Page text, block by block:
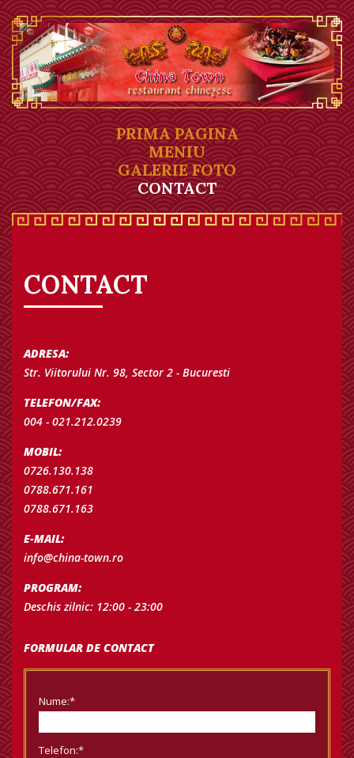
PRIMA PAGINA
MENIU
GALERIE FOTO
CONTACT
CONTACT
ADRESA:
Str. Viitorului Nr. 98, Sector 2 - Bucuresti
TELEFON/FAX:
004 - 021.212.0239
MOBIL:
0726.130.138
0788.671.161
0788.671.163
E-MAIL:
info@china-town.ro
PROGRAM:
Deschis zilnic: 12:00 - 23:00
FORMULAR DE CONTACT
Nume:*
Telefon:*